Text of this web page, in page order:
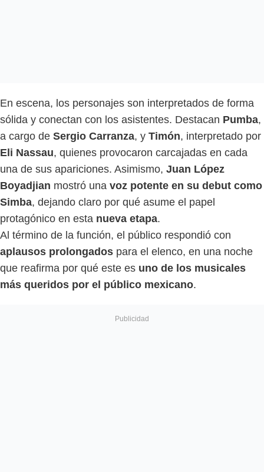
En escena, los personajes son interpretados de forma
sólida y conectan con los asistentes. Destacan Pumba,
a cargo de Sergio Carranza, y Timón, interpretado por
Eli Nassau, quienes provocaron carcajadas en cada
una de sus apariciones. Asimismo, Juan López
Boyadjian mostró una voz potente en su debut como
Simba, dejando claro por qué asume el papel
protagónico en esta nueva etapa.
Al término de la función, el público respondió con
aplausos prolongados para el elenco, en una noche
que reafirma por qué este es uno de los musicales
más queridos por el público mexicano.